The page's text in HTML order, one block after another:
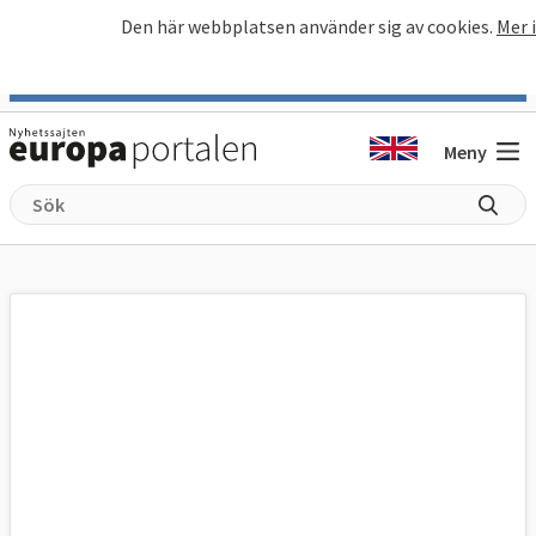
Den här webbplatsen använder sig av cookies. Mer
Meny